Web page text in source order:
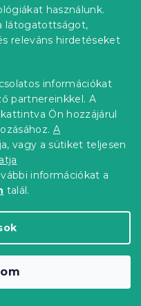
használunk.
látogatottságot,
releváns hirdetéseket
információkat
partnereinkkel. A
Ön hozzájárul
A
vagy a sütiket teljesen
információkat a
talál.
ágynemű